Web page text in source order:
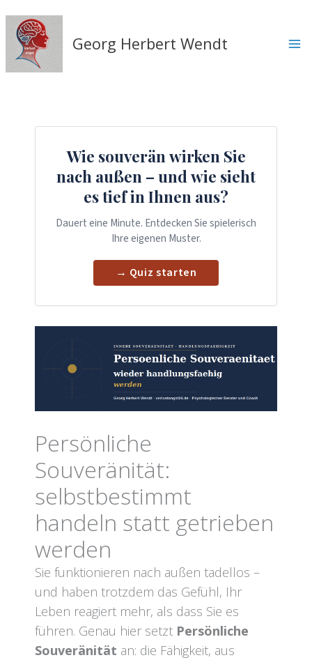
Inhalt
springen
Georg Herbert Wendt
Wie souverän wirken Sie
nach außen – und wie sieht
es tief in Ihnen aus?
Dauert eine Minute. Entdecken Sie spielerisch
Ihre eigenen Muster.
→ Quiz starten
Persönliche
Souveränität:
selbstbestimmt
handeln statt getrieben
werden
Sie funktionieren nach außen tadellos –
und haben trotzdem das Gefühl, Ihr
Leben reagiert mehr, als dass Sie es
führen. Genau hier setzt Persönliche
Souveränität an: die Fähigkeit, aus